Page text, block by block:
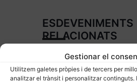
Gestionar el
Utilitzem galetes pròpies i de tercers per
analitzar el trànsit i personalitzar continguts.
ESDEVENIMENTS
RELACIONATS